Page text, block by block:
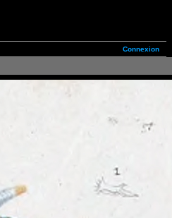
Connexion